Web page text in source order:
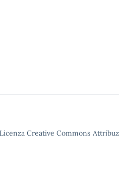
Creative Commons